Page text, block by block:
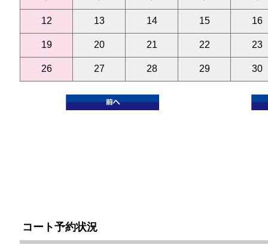
12 13 14 15 16
19 20 21 22 23
26 27 28 29 30
コート予約状況